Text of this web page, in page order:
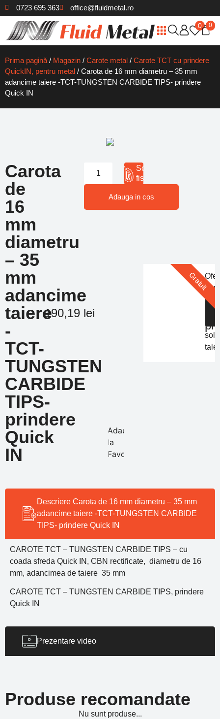
0723 695 363 office@fluidmetal.ro
0 0
Prima pagină / Magazin / Carote metal / Carote TCT cu prindere
QuickIN, pentru metal / Carota de 16 mm diametru – 35 mm
adancime taiere -TCT-TUNGSTEN CARBIDE TIPS- prindere
Quick IN
Carota
de
16
mm
diametru
– 35
mm
adancime
taiere
-
TCT-
TUNGSTEN
CARBIDE
TIPS-
prindere
Quick
IN
190,19 lei
Adauga in cos
Adauga
la
Favorite
Solicita
fisa 3D
de
in
de
tale
Gratuit
Descriere Carota de 16 mm diametru – 35 mm
adancime taiere -TCT-TUNGSTEN CARBIDE
TIPS- prindere Quick IN
Prezentare video
CAROTE TCT – TUNGSTEN CARBIDE TIPS – cu
coada sfreda Quick IN, CBN rectificate, diametru de 16
mm, adancimea de taiere 35 mm
CAROTE TCT – TUNGSTEN CARBIDE TIPS, prindere
Quick IN
Produse recomandate
Nu sunt produse...